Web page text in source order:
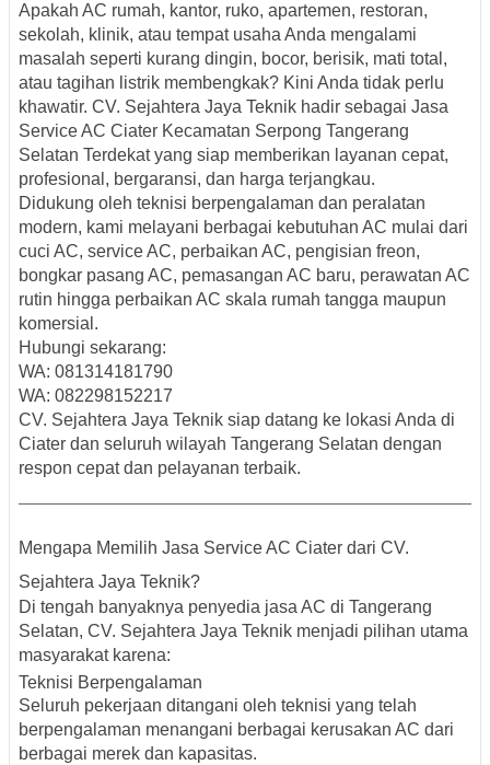
Apakah AC rumah, kantor, ruko, apartemen, restoran,
sekolah, klinik, atau tempat usaha Anda mengalami
masalah seperti kurang dingin, bocor, berisik, mati total,
atau tagihan listrik membengkak? Kini Anda tidak perlu
khawatir. CV. Sejahtera Jaya Teknik hadir sebagai Jasa
Service AC Ciater Kecamatan Serpong Tangerang
Selatan Terdekatyang siap memberikan layanan cepat,
profesional, bergaransi, dan harga terjangkau.
Didukung oleh teknisi berpengalaman dan peralatan
modern, kami melayani berbagai kebutuhan AC mulai dari
cuci AC, service AC, perbaikan AC, pengisian freon,
bongkar pasang AC, pemasangan AC baru, perawatan AC
rutin hingga perbaikan AC skala rumah tangga maupun
komersial.
Hubungi sekarang:
WA: 081314181790
WA: 082298152217
CV. Sejahtera Jaya Teknik siap datang ke lokasi Anda di
Ciater dan seluruh wilayah Tangerang Selatan dengan
respon cepat dan pelayanan terbaik.
Mengapa Memilih Jasa Service AC Ciater dari CV.
Sejahtera Jaya Teknik?
Di tengah banyaknya penyedia jasa AC di Tangerang
Selatan, CV. Sejahtera Jaya Teknik menjadi pilihan utama
masyarakat karena:
Teknisi Berpengalaman
Seluruh pekerjaan ditangani oleh teknisi yang telah
berpengalaman menangani berbagai kerusakan AC dari
berbagai merek dan kapasitas.